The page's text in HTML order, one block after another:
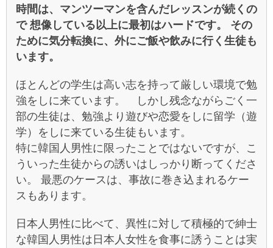
時間は、マンツーマンを含んだレッスンが続くの
で 想像している以上に最初はハードです。 その
ために気分転換に、外にご飯や飲みに行く生徒も
います。
ほとんどの学生は高い志を持って厳しい環境で勉
強をしに来ています。 しかし残念ながらごく一
部の生徒は、勉強より遊びや恋愛をしに留学（遊
学）をしに来ている生徒もいます。
特に韓国人男性に限ったことではないですが、こ
ういった生徒からの誘いはしっかり断ってくださ
い。 最悪のケースは、事故に巻き込まれるケー
スもあります。
日本人男性に比べて、異性に対して積極的で紳士
な韓国人男性は日本人女性を食事に誘うことは実